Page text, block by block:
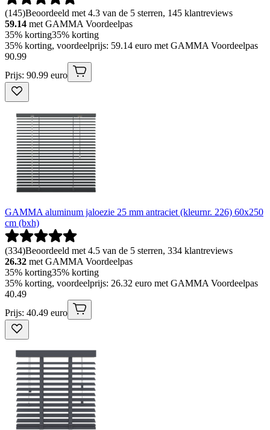
(145)Beoordeeld met 4.3 van de 5 sterren, 145 klantreviews
59.14 met GAMMA Voordeelpas
35% korting35% korting
35% korting, voordeelprijs: 59.14 euro met GAMMA Voordeelpas
90.99
Prijs: 90.99 euro
GAMMA aluminum jaloezie 25 mm antraciet (kleurnr. 226) 60x250
cm (bxh)
(334)Beoordeeld met 4.5 van de 5 sterren, 334 klantreviews
26.32 met GAMMA Voordeelpas
35% korting35% korting
35% korting, voordeelprijs: 26.32 euro met GAMMA Voordeelpas
40.49
Prijs: 40.49 euro